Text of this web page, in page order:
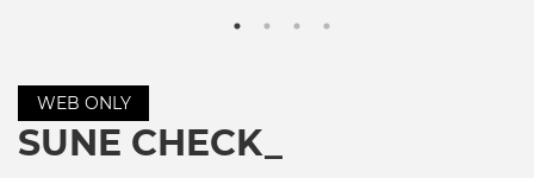
WEB ONLY
SUNE CHECK_